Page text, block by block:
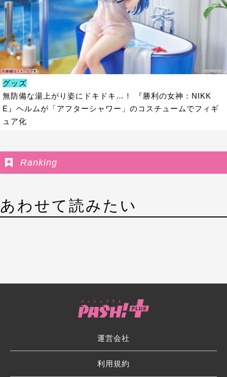
グッズ
無防備な湯上がり姿にドキドキ…！ 『勝利の女神：NIKK
E』ヘルムが「アフターシャワー」のコスチュームでフィギ
ュア化
Ranking
あわせて読みたい
運営会社
利用規約